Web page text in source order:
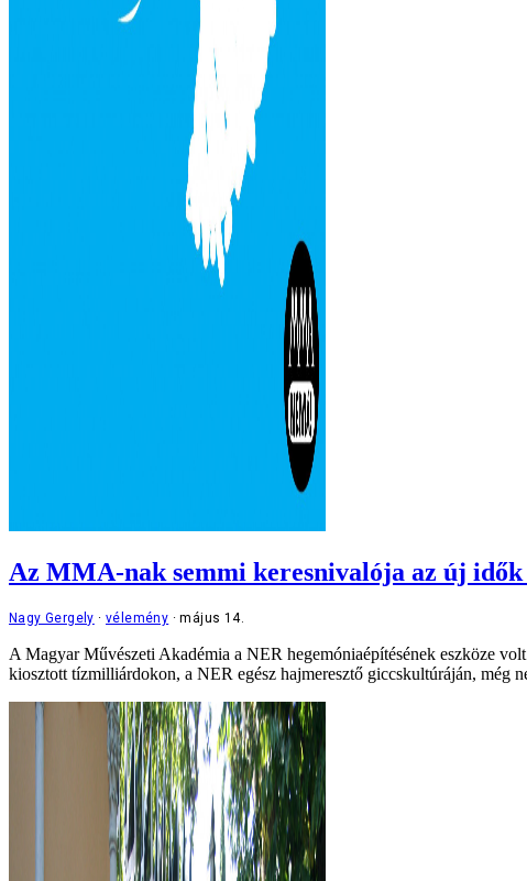
Az MMA-nak semmi keresnivalója az új
Nagy Gergely vélemény május 14.
A Magyar Művészeti Akadémia a NER hegemóniaépítésének eszköze
kiosztott tízmilliárdokon, a NER egész hajmeresztő giccskultúráján, még